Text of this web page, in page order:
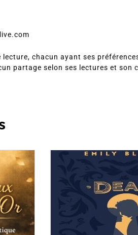
lecture, chacun ayant ses
partage selon ses lectures et son